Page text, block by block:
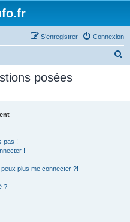
Connexion
S’enregistrer
posées
pas !
!
plus me connecter ?!
?